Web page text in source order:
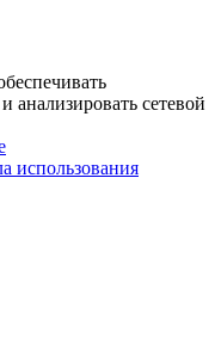
анализировать сетевой
использования